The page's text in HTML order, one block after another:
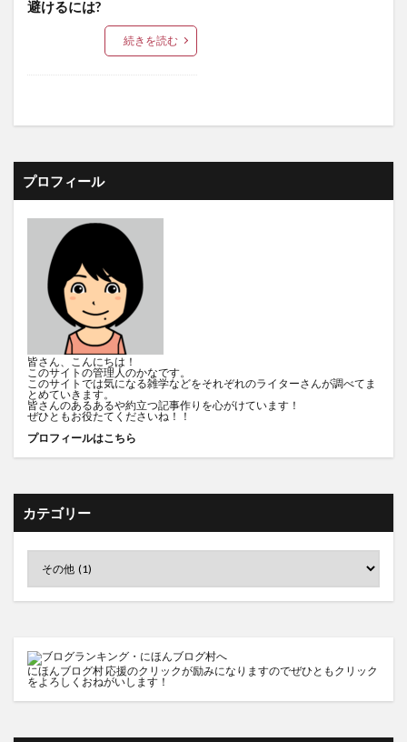
避けるには?
続きを読む
プロフィール
皆さん、こんにちは！
このサイトの管理人のかなです。
このサイトでは気になる雑学などをそれぞれのライターさんが調べてま
とめていきます。
皆さんのあるあるや約立つ記事作りを心がけています！
ぜひともお役たてくださいね！！
プロフィールはこちら
カテゴリー
にほんブログ村 応援のクリックが励みになりますのでぜひともクリック
をよろしくおねがいします！